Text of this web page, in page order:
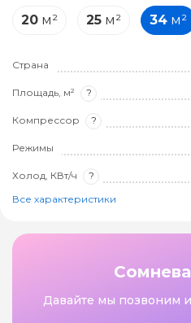
20 м² 25 м² 34 м²
Страна
Площадь, м² ?
Компрессор ?
Режимы
Холод, КВт/ч ?
Все характеристики
Давайте мы позвоним